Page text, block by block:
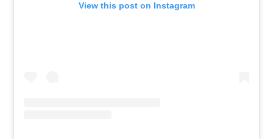
View this post on Instagram